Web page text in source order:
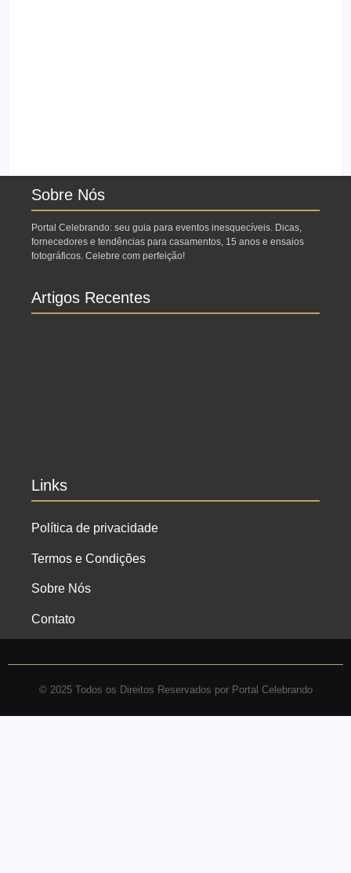
Sobre Nós
Portal Celebrando: seu guia para eventos inesquecíveis. Dicas,
fornecedores e tendências para casamentos, 15 anos e ensaios
fotográficos. Celebre com perfeição!
Artigos Recentes
Links
Política de privacidade
Termos e Condições
Sobre Nós
Contato
© 2025 Todos os Direitos Reservados por Portal Celebrando